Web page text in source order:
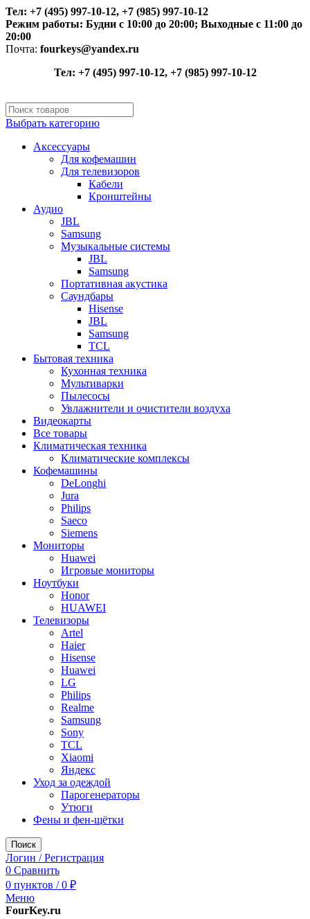
Тел: +7 (495) 997-10-12, +7 (985) 997-10-12
Режим работы: Будни с 10:00 до 20:00; Выходные с 11:00 до
20:00
Почта: fourkeys@yandex.ru
Тел: +7 (495) 997-10-12, +7 (985) 997-10-12
Выбрать категорию
Аксессуары
Для кофемашин
Для телевизоров
Кабели
Кронштейны
Аудио
JBL
Samsung
Музыкальные системы
JBL
Samsung
Портативная акустика
Саундбары
Hisense
JBL
Samsung
TCL
Бытовая техника
Кухонная техника
Мультиварки
Пылесосы
Увлажнители и очистители воздуха
Видеокарты
Все товары
Климатическая техника
Климатические комплексы
Кофемашины
DeLonghi
Jura
Philips
Saeco
Siemens
Мониторы
Huawei
Игровые мониторы
Ноутбуки
Honor
HUAWEI
Телевизоры
Artel
Haier
Hisense
Huawei
LG
Philips
Realme
Samsung
Sony
TCL
Xiaomi
Яндекс
Уход за одеждой
Парогенераторы
Утюги
Фены и фен-щётки
Поиск
Логин / Регистрация
0 Сравнить
0 пунктов / 0 ₽
Меню
FourKey.ru